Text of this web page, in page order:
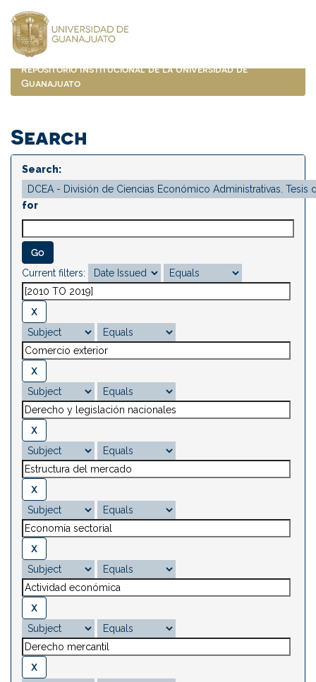
navigation
Repositorio Institucional de la Universidad de
Guanajuato
Search
Search:
for
Current filters: